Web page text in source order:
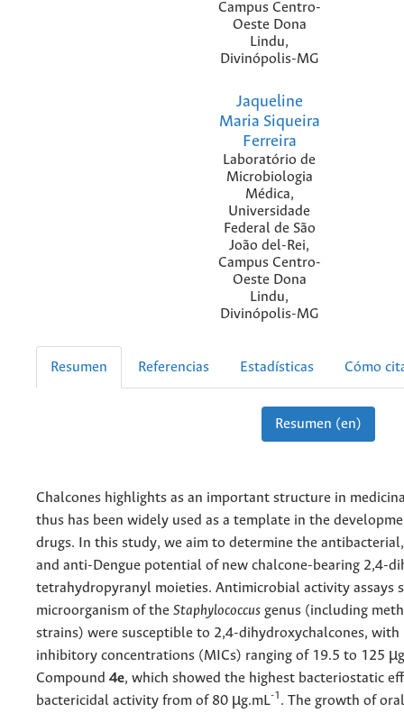
Campus Centro-
Oeste Dona
Lindu,
Divinópolis-MG
Jaqueline
Maria Siqueira
Ferreira
Laboratório de
Microbiologia
Médica,
Universidade
Federal de São
João del-Rei,
Campus Centro-
Oeste Dona
Lindu,
Divinópolis-MG
Resumen Referencias Estadísticas Cómo
Resumen (en)
Chalcones highlights as an important structure in
thus has been widely used as a template in the
drugs. In this study, we aim to determine the
and anti-Dengue potential of new chalcone-bearing 2,4-
tetrahydropyranyl moieties. Antimicrobial activity assays
microorganism of the Staphylococcus genus (including
strains) were susceptible to 2,4-dihydroxychalcones, with
inhibitory concentrations (MICs) ranging of 19.5 to 125
Compound 4e, which showed the highest bacteriostatic
bactericidal activity from of 80 µg.mL-1 . The growth of